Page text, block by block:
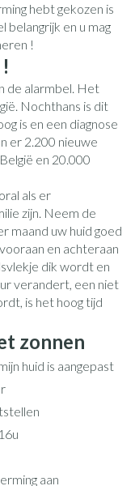
hebt gekozen is
belangrijk en u mag
!
de alarmbel. Het
Nochthans is dit
is en een diagnose
er 2.200 nieuwe
en 20.000
als er
zijn. Neem de
maand uw huid goed
en achteraan
dik wordt en
verandert, een niet
is het hoog tijd
zonnen
huid is aangepast
aan